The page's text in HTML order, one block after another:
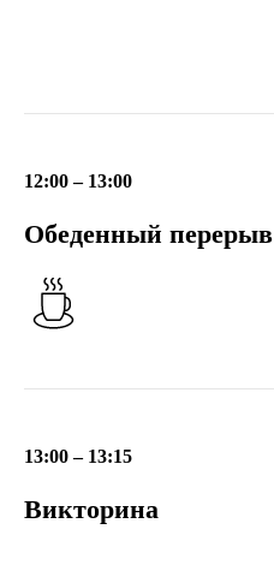
12:00 – 13:00
Обеденный перерыв
13:00 – 13:15
Викторина